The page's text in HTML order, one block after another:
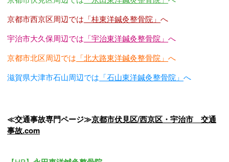
京都市西京区周辺では 「桂東洋鍼灸整骨院」 へ
宇治市大久保周辺では 「宇治東洋鍼灸整骨院」 へ
京都市北区周辺では 「北大路東洋鍼灸整骨院」 へ
滋賀県大津市石山周辺では 「石山東洋鍼灸整骨院」 へ
≪交通事故専門ページ≫京都市伏見区/西京区・宇治市 交通
事故.com